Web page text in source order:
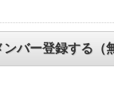
ンバー登録する（